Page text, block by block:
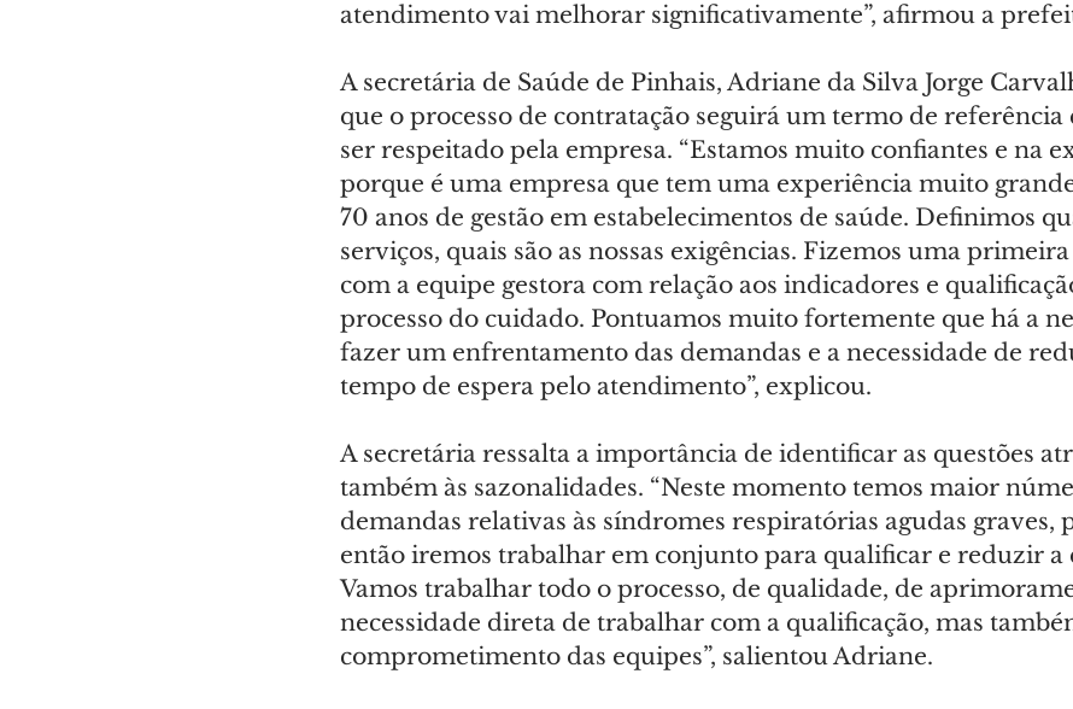
atendimento vai melhorar significativamente”, afirmou a
A secretária de Saúde de Pinhais, Adriane da Silva Jorge
que o processo de contratação seguirá um termo de referência
ser respeitado pela empresa. “Estamos muito confiantes e na
porque é uma empresa que tem uma experiência muito
70 anos de gestão em estabelecimentos de saúde. Definimos
serviços, quais são as nossas exigências. Fizemos uma
com a equipe gestora com relação aos indicadores e
processo do cuidado. Pontuamos muito fortemente que há a
fazer um enfrentamento das demandas e a necessidade de
tempo de espera pelo atendimento”, explicou.
A secretária ressalta a importância de identificar as questões
também às sazonalidades. “Neste momento temos maior
demandas relativas às síndromes respiratórias agudas graves,
então iremos trabalhar em conjunto para qualificar e reduzir a
Vamos trabalhar todo o processo, de qualidade, de
necessidade direta de trabalhar com a qualificação, mas
comprometimento das equipes”, salientou Adriane.